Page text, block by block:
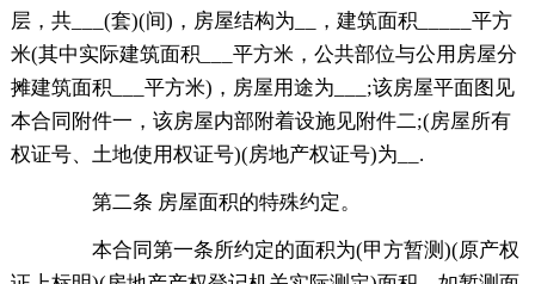
层，共___(套)(间)，房屋结构为__，建筑面积_____平方
米(其中实际建筑面积___平方米，公共部位与公用房屋分
摊建筑面积___平方米)，房屋用途为___;该房屋平面图见
本合同附件一，该房屋内部附着设施见附件二;(房屋所有
权证号、土地使用权证号)(房地产权证号)为__.
第二条 房屋面积的特殊约定。
本合同第一条所约定的面积为(甲方暂测)(原产权